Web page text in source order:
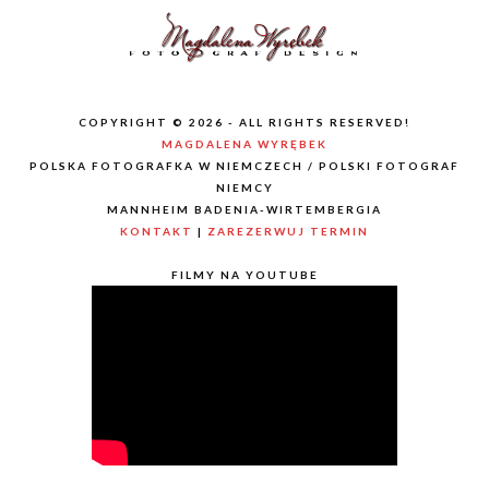
COPYRIGHT © 2026 - ALL RIGHTS RESERVED!
MAGDALENA WYRĘBEK
POLSKA FOTOGRAFKA W NIEMCZECH / POLSKI FOTOGRAF
NIEMCY
MANNHEIM BADENIA-WIRTEMBERGIA
KONTAKT | ZAREZERWUJ TERMIN
FILMY NA YOUTUBE